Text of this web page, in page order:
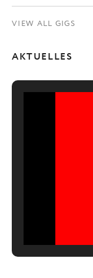
VIEW ALL GIGS
AKTUELLES